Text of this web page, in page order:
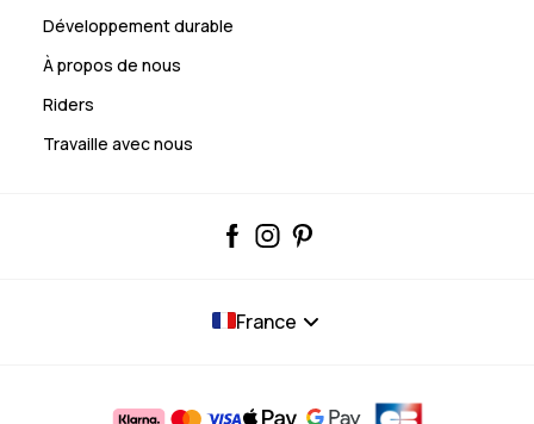
Développement durable
À propos de nous
Riders
Travaille avec nous
France